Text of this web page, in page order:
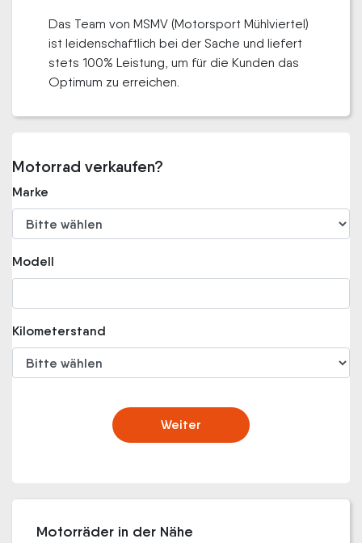
Das Team von MSMV (Motorsport Mühlviertel)
ist leidenschaftlich bei der Sache und liefert
stets 100% Leistung, um für die Kunden das
Optimum zu erreichen.
Motorrad verkaufen?
Marke
Modell
Kilometerstand
Weiter
Motorräder in der Nähe